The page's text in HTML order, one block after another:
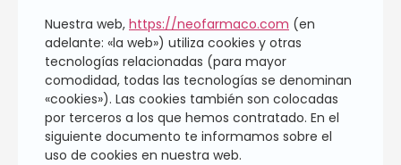
Nuestra web, https://neofarmaco.com (en
adelante: «la web») utiliza cookies y otras
tecnologías relacionadas (para mayor
comodidad, todas las tecnologías se denominan
«cookies»). Las cookies también son colocadas
por terceros a los que hemos contratado. En el
siguiente documento te informamos sobre el
uso de cookies en nuestra web.